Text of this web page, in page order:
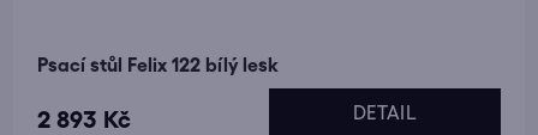
Psací stůl Felix 122 bílý lesk
2 893 Kč DETAIL